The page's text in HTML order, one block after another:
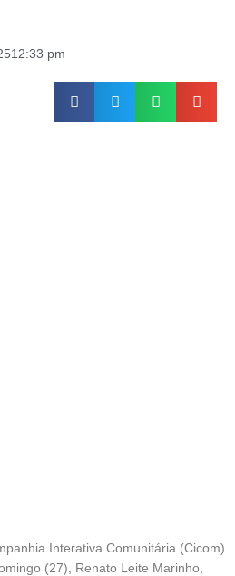
12:33 pm
Interativa Comunitária (Cicom)
(27), Renato Leite Marinho,